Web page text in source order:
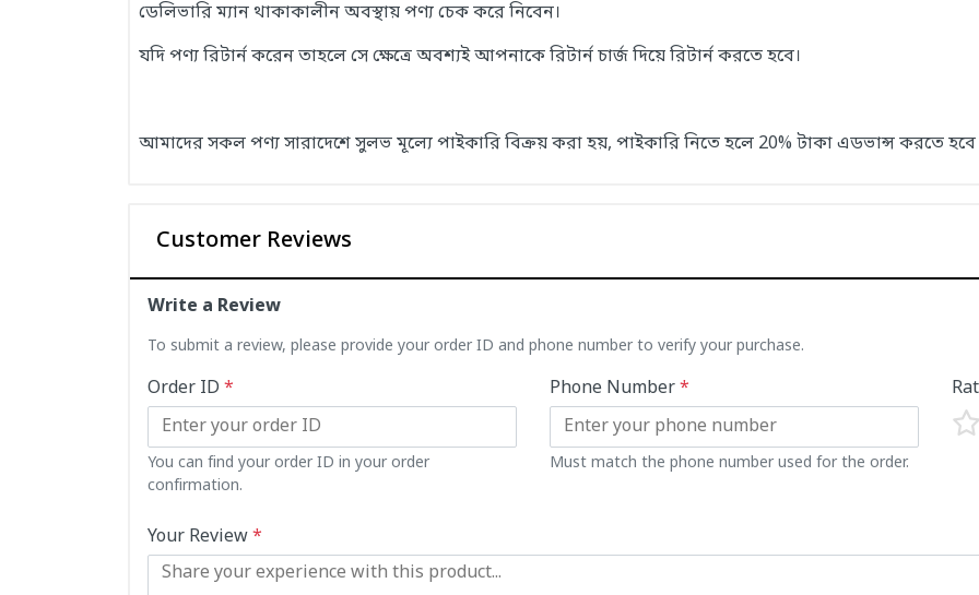
ডেলিভারি ম্যান থাকাকালীন অবস্থায় পণ্য চেক করে নিবেন।
যদি পণ্য রিটার্ন করেন তাহলে সে ক্ষেত্রে অবশ্যই আপনাকে রিটার্ন চার্জ দিয়ে রিটার্ন করতে হবে।
আমাদের সকল পণ্য সারাদেশে সুলভ মূল্যে পাইকারি বিক্রয় করা হয়, পাইকারি নিতে হলে 20% টাকা এডভান্স করতে
Customer Reviews
Write a Review
To submit a review, please provide your order ID and phone number to verify your purchase.
Order ID *
You can find your order ID in your order
confirmation.
Phone Number*
Must match the phone number used for the order.
Your Review*